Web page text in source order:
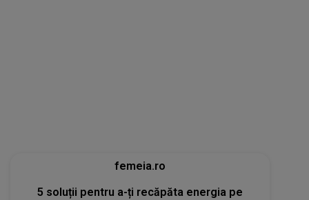
femeia.ro
5 soluții pentru a-ți recăpăta energia pe